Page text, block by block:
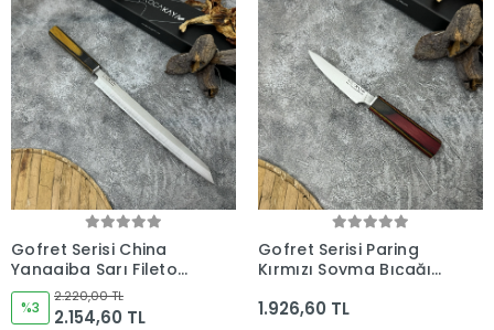
Gofret Serisi China
Yanagiba Sarı Fileto
Bıçağı 285mm Namlu -
Kocakaya Bıçakları
%3
2.220,00 TL
2.154,60 TL
Gofret Serisi Paring
Kırmızı Soyma Bıçağı
Kocakaya Bıçakları
1.926,60 TL